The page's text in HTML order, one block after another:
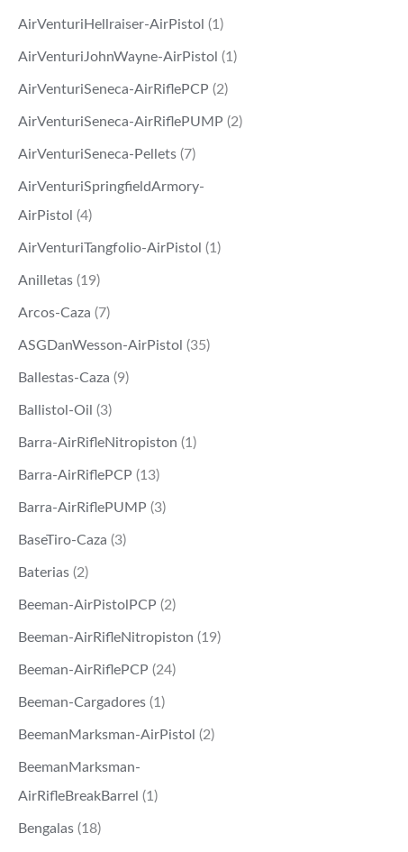
AirVenturiHellraiser-AirPistol (1)
AirVenturiJohnWayne-AirPistol (1)
AirVenturiSeneca-AirRiflePCP (2)
AirVenturiSeneca-AirRiflePUMP (2)
AirVenturiSeneca-Pellets (7)
AirVenturiSpringfieldArmory-
AirPistol (4)
AirVenturiTangfolio-AirPistol (1)
Anilletas (19)
Arcos-Caza (7)
ASGDanWesson-AirPistol (35)
Ballestas-Caza (9)
Ballistol-Oil (3)
Barra-AirRifleNitropiston (1)
Barra-AirRiflePCP (13)
Barra-AirRiflePUMP (3)
BaseTiro-Caza (3)
Baterias (2)
Beeman-AirPistolPCP (2)
Beeman-AirRifleNitropiston (19)
Beeman-AirRiflePCP (24)
Beeman-Cargadores (1)
BeemanMarksman-AirPistol (2)
BeemanMarksman-
AirRifleBreakBarrel (1)
Bengalas (18)